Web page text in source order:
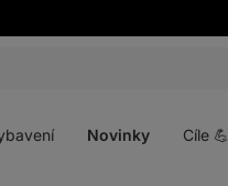
Novinky Cíle 💪